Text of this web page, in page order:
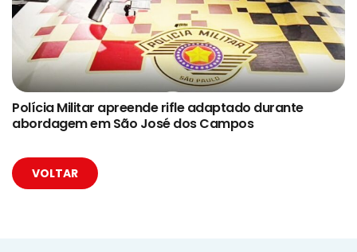
Polícia Militar apreende rifle adaptado durante
abordagem em São José dos Campos
VOLTAR